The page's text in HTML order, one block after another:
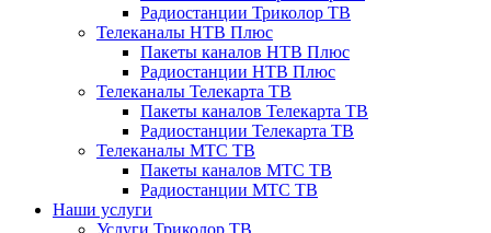
Радиостанции Триколор ТВ
Телеканалы НТВ Плюс
Пакеты каналов НТВ Плюс
Радиостанции НТВ Плюс
Телеканалы Телекарта ТВ
Пакеты каналов Телекарта ТВ
Радиостанции Телекарта ТВ
Телеканалы МТС ТВ
Пакеты каналов МТС ТВ
Радиостанции МТС ТВ
Наши услуги
Услуги Триколор ТВ